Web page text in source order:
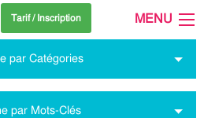
Tarif / Inscription MENU
par Catégories
par Mots-Clés